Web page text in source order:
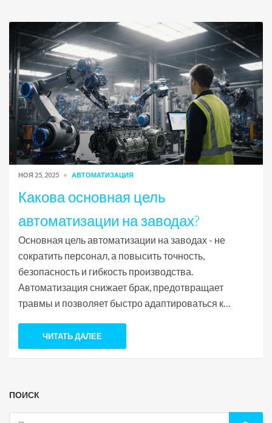
НОЯ 25, 2025 АВТОМАТИЗАЦИЯ
Какова основная цель
автоматизации на заводах?
Основная цель автоматизации на заводах - не
сократить персонал, а повысить точность,
безопасность и гибкость производства.
Автоматизация снижает брак, предотвращает
травмы и позволяет быстро адаптироваться к
ЧИТАТЬ ДАЛЕЕ
ПОИСК